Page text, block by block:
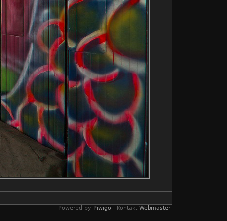
Powered by Piwigo - Kontakt Webmaster